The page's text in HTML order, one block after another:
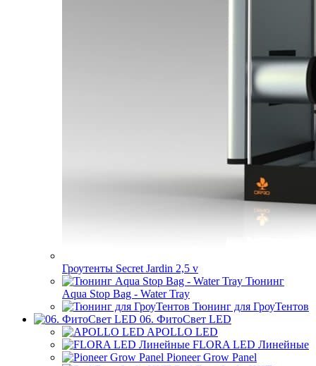
Гроутенты Secret Jardin 2,5 v
Тюнинг
Aqua Stop Bag - Water Tray
Тюнинг для ГроуТентов
06. ФитоСвет LED
APOLLO LED
FLORA LED Линейные
Pioneer Grow Panel